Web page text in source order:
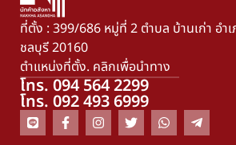
ที่ตั้ง : 399/686 หมู่ที่ 2 ตำบล บ้านเก่า อำ
ชลบุรี 20160
ตำแหน่งที่ตั้ง. คลิกเพื่อนำทาง
โทร. 094 564 2299
โทร. 092 493 6999